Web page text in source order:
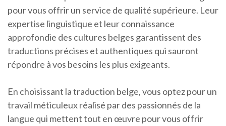
pour vous offrir un service de qualité supérieure. Leur
expertise linguistique et leur connaissance
approfondie des cultures belges garantissent des
traductions précises et authentiques qui sauront
répondre à vos besoins les plus exigeants.
En choisissant la traduction belge, vous optez pour un
travail méticuleux réalisé par des passionnés de la
langue qui mettent tout en œuvre pour vous offrir